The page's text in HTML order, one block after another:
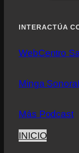
INTERACTÚA
WebCentro
Minga Sonora
Más Podcast
INICIO